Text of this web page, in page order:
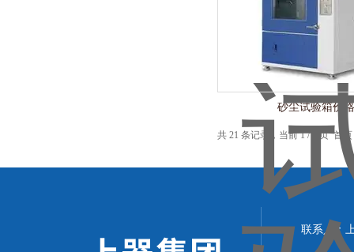
砂尘试验箱价格
共 21 条记录，当前 1 / 2 页 首
联系人：